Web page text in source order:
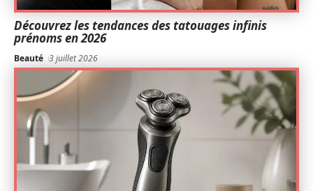
Découvrez les tendances des tatouages infinis
prénoms en 2026
Beauté 3 juillet 2026